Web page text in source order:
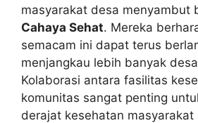
masyarakat desa menyambut
Cahaya Sehat. Mereka
semacam ini dapat terus
menjangkau lebih banyak
Kolaborasi antara fasilitas
komunitas sangat penting
derajat kesehatan masyarakat